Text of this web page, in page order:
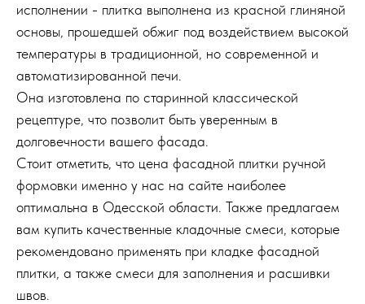
исполнении - плитка выполнена из красной глиняной
основы, прошедшей обжиг под воздействием высокой
температуры в традиционной, но современной и
автоматизированной печи.
Она изготовлена по старинной классической
рецептуре, что позволит быть уверенным в
долговечности вашего фасада.
Стоит отметить, что цена фасадной плитки ручной
формовки именно у нас на сайте наиболее
оптимальна в Одесской области. Также предлагаем
вам купить качественные кладочные смеси, которые
рекомендовано применять при кладке фасадной
плитки, а также смеси для заполнения и расшивки
швов.